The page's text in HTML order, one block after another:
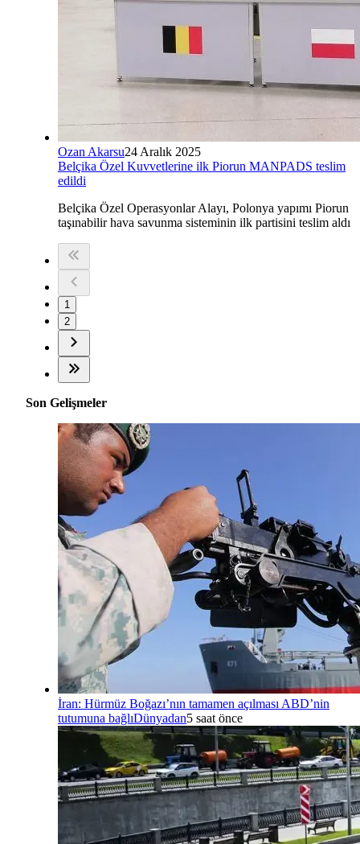
Ozan Akarsu24 Aralık 2025
Belçika Özel Kuvvetlerine ilk Piorun MANPADS teslim
edildi
Belçika Özel Operasyonlar Alayı, Polonya yapımı Piorun
taşınabilir hava savunma sisteminin ilk partisini teslim aldı
1
2
Son Gelişmeler
İran: Hürmüz Boğazı’nın tamamen açılması ABD’nin
tutumuna bağlıDünyadan5 saat önce